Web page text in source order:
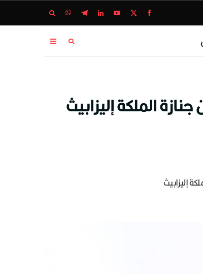
الملكة إليزابيث
إليزابيث